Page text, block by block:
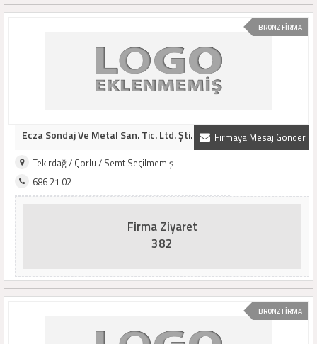
BRONZ FİRMA
Firmaya Mesaj Gönder
Ecza Sondaj Ve Metal San. Tic. Ltd. Şti.
Tekirdağ / Çorlu / Semt Seçilmemiş
686 21 02
Firma Ziyaret
382
BRONZ FİRMA